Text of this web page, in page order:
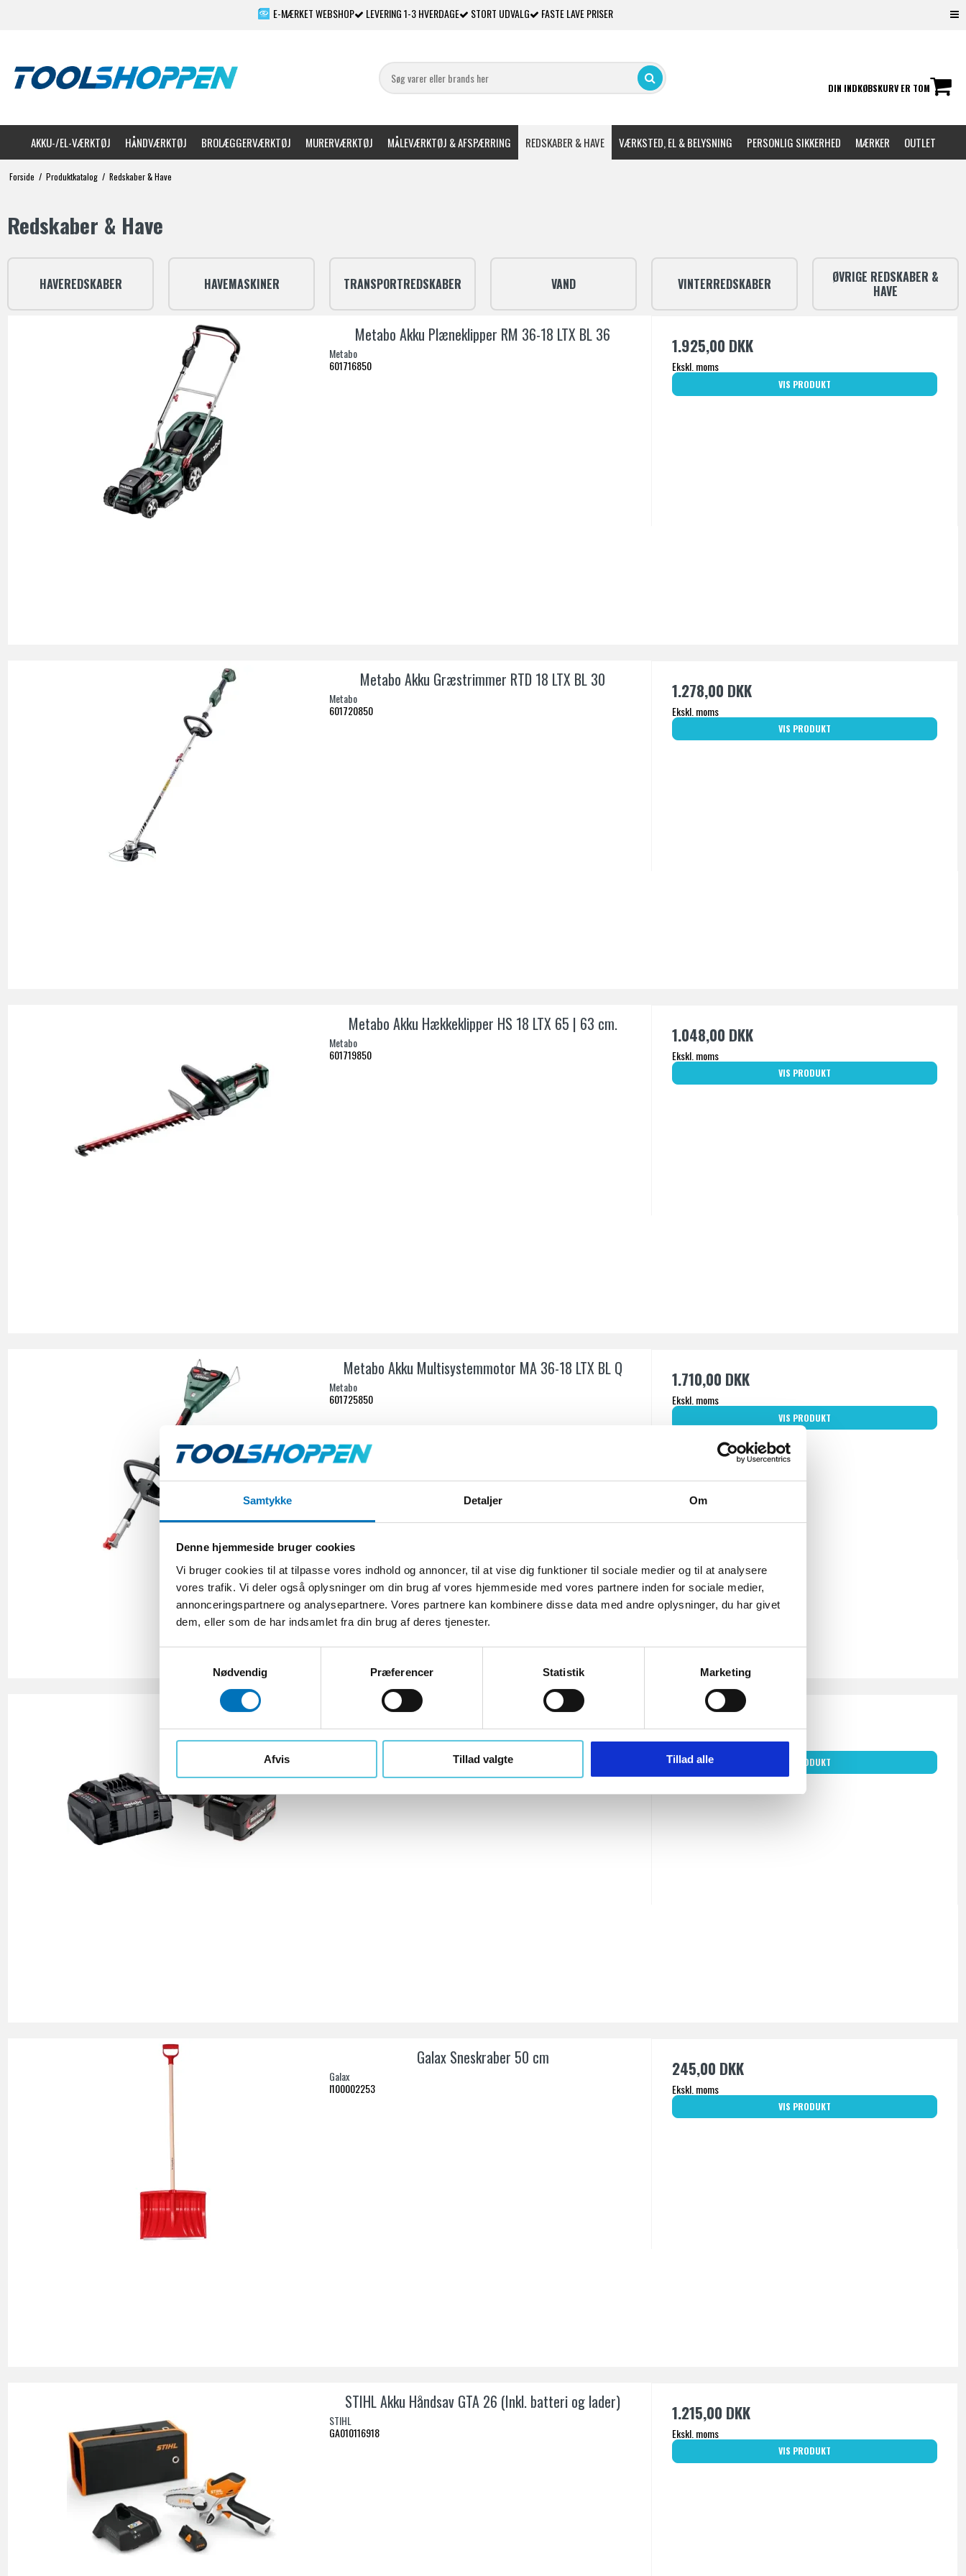
Samtykke Detaljer Om
Denne hjemmeside bruger cookies
Vi bruger cookies til at tilpasse vores indhold og annoncer, til at vise dig funktioner til sociale medier og til at analysere
vores trafik. Vi deler også oplysninger om din brug af vores hjemmeside med vores partnere inden for sociale medier,
annonceringspartnere og analysepartnere. Vores partnere kan kombinere disse data med andre oplysninger, du har givet
dem, eller som de har indsamlet fra din brug af deres tjenester.
v
a
l
Nødvendig Præferencer Statistik Marketing
Afvis Tillad valgte Tillad alle
E-MÆRKET WEBSHOP LEVERING 1-3 HVERDAGE STORT UDVALG FASTE LAVE PRISER
DIN INDKØBSKURV ER TOM
AKKU-/EL-VÆRKTØJ HÅNDVÆRKTØJ BROLÆGGERVÆRKTØJ MURERVÆRKTØJ MÅLEVÆRKTØJ & AFSPÆRRING REDSKABER & HAVE VÆRKSTED, EL & BELYSNING PERSONLIG SIKKERHED MÆRKER OUTLET
Forside / Produktkatalog / Redskaber & Have
Redskaber & Have
HAVEREDSKABER HAVEMASKINER TRANSPORTREDSKABER VAND VINTERREDSKABER
ØVRIGE REDSKABER &
HAVE
Metabo Akku Plæneklipper RM 36-18 LTX BL 36
Metabo
601716850
1.925,00 DKK
Ekskl. moms
VIS PRODUKT
Metabo Akku Græstrimmer RTD 18 LTX BL 30
Metabo
601720850
1.278,00 DKK
Ekskl. moms
VIS PRODUKT
Metabo Akku Hækkeklipper HS 18 LTX 65 | 63 cm.
Metabo
601719850
1.048,00 DKK
Ekskl. moms
VIS PRODUKT
Metabo Akku Multisystemmotor MA 36-18 LTX BL Q
Metabo
601725850
1.710,00 DKK
Ekskl. moms
VIS PRODUKT
Metabo Batterisæt 2x Li-Power batteri 18 V/5,2 Ah +
Oplader ASC 145
1.580,00 DKK
Ekskl. moms
VIS PRODUKT
Galax Sneskraber 50 cm
Galax
I100002253
245,00 DKK
Ekskl. moms
VIS PRODUKT
STIHL Akku Håndsav GTA 26 (Inkl. batteri og lader)
STIHL
GA010116918
1.215,00 DKK
Ekskl. moms
VIS PRODUKT